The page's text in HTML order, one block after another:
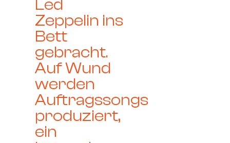
Led
Zeppelin ins
Bett
gebracht.
Auf Wund
werden
Auftragssongs
produziert,
ein